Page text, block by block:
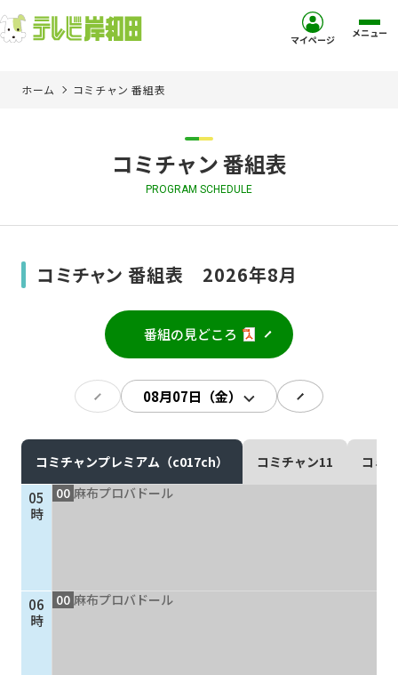
ご加入を検討中の方
現在ご利用中の方
ご加入お申し込み・資
マイページ メニュー
ホーム コミチャン 番組表
コミチャン 番組表
PROGRAM SCHEDULE
コミチャン 番組表 2026年8月
番組の見どころ
コミチャンプレミアム（c017ch） コミチャン11 コミ
05
時
06
時
00 麻布プロバドール
00 麻布プロバドール